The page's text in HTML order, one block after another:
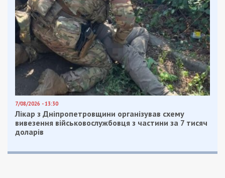
Предыдущая статья:
В Днепре прошел брифинг по поводу
ситуации в области
Следующая статья:
Электроснабжение должникам отключать
не будут